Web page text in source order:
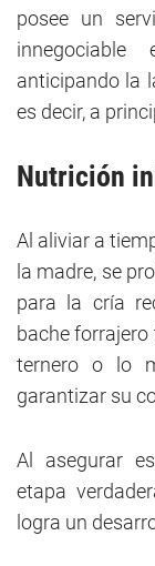
posee un
anticipando la
es decir, a
Nutrición
Al aliviar a
la madre, se
para la cría
bache forrajero
ternero o lo
garantizar su
Al asegurar
etapa
logra un